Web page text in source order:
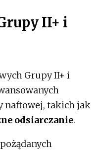
II+ i
Grupy II+ i
naftowej, takich jak
odsiarczanie.